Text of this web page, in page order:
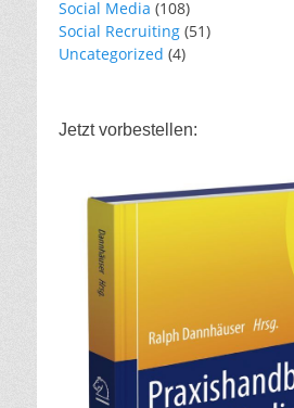
Social Media (108)
Social Recruiting (51)
Uncategorized (4)
Jetzt vorbestellen: